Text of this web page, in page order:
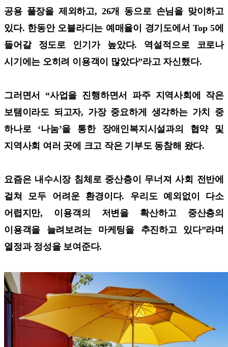
공용 풀장을 제외하고, 26개 동으로 손님을 맞이하고
있다. 한동안 오블라디는 예매율이 경기도에서 Top 5에
들어갈 정도로 인기가 높았다. 역설적으로 코로나
시기에는 오히려 이용객이 많았다”라고 자신했다.
그러면서 “사업을 진행하면서 파주 지역사회에 작은
보탬이라도 되고자, 가장 중요하게 생각하는 가치 중
하나로 ‘나눔’을 통한 장애인복지시설과의 협약 및
지역사회 여러 곳에 크고 작은 기부도 동참해 왔다.
요즘은 내수시장 침체로 중산층이 무너져 사회 전반에
걸쳐 모두 어려운 환경이다. 우리도 예외없이 다소
어렵지만, 이용객의 저변을 확산하고 중산층의
이용객을 늘려보려는 마케팅을 추진하고 있다”라며
열정과 정성을 보여준다.